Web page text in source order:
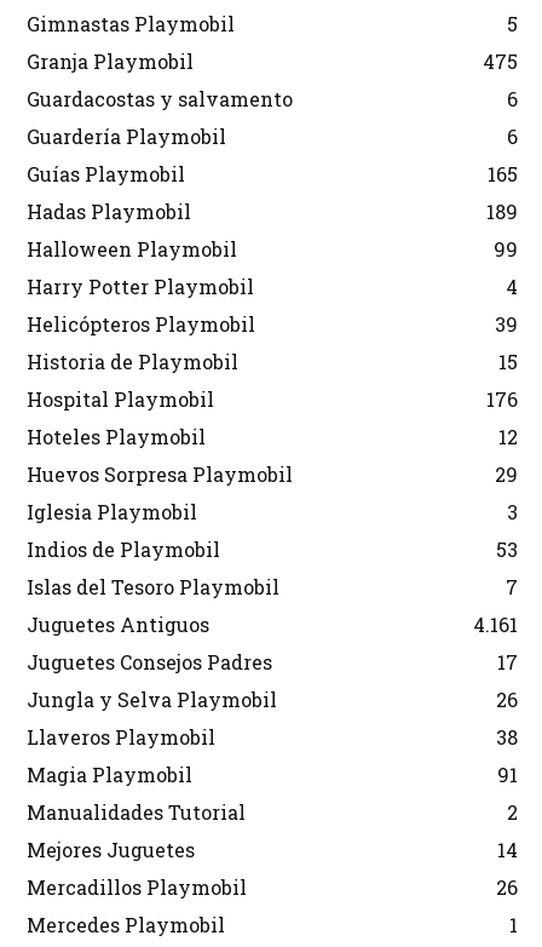
Gimnastas Playmobil
5
Granja Playmobil
475
Guardacostas y salvamento
6
Guardería Playmobil
6
Guías Playmobil
165
Hadas Playmobil
189
Halloween Playmobil
99
Harry Potter Playmobil
4
Helicópteros Playmobil
39
Historia de Playmobil
15
Hospital Playmobil
176
Hoteles Playmobil
12
Huevos Sorpresa Playmobil
29
Iglesia Playmobil
3
Indios de Playmobil
53
Islas del Tesoro Playmobil
7
Juguetes Antiguos
4.161
Juguetes Consejos Padres
17
Jungla y Selva Playmobil
26
Llaveros Playmobil
38
Magia Playmobil
91
Manualidades Tutorial
2
Mejores Juguetes
14
Mercadillos Playmobil
26
Mercedes Playmobil
1